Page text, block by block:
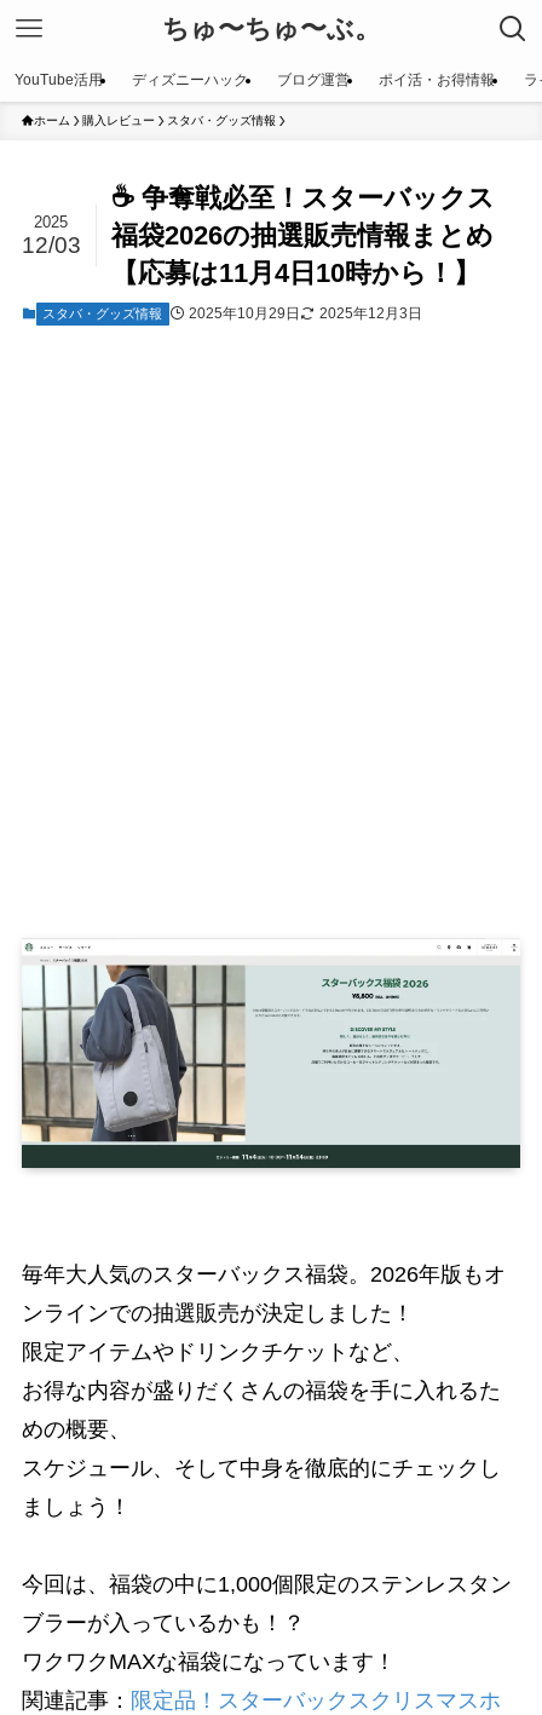
ちゅ〜ちゅ〜ぶ。
YouTube活用 ディズニーハック ブログ運営 ポイ活・お得情報
ホーム 購入レビュー スタバ・グッズ情報
☕ 争奪戦必至！スターバックス
福袋2026の抽選販売情報まとめ
【応募は11月4日10時から！】
2025
12/03
スタバ・グッズ情報 2025年10月29日 2025年12月3日
毎年大人気のスターバックス福袋。2026年版もオ
ンラインでの抽選販売が決定しました！
限定アイテムやドリンクチケットなど、
お得な内容が盛りだくさんの福袋を手に入れるた
めの概要、
スケジュール、そして中身を徹底的にチェックし
ましょう！
今回は、福袋の中に1,000個限定のステンレスタン
ブラーが入っているかも！？
ワクワクMAXな福袋になっています！
関連記事： 限定品！スターバックスクリスマスホ